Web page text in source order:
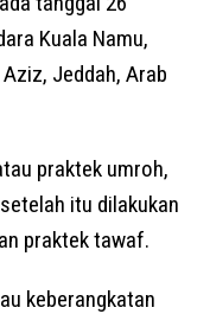
Kuala Namu,
Jeddah, Arab
praktek umroh,
itu dilakukan
praktek tawaf.
keberangkatan